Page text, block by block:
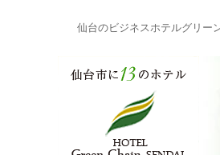
仙台のビジネスホテルグリー